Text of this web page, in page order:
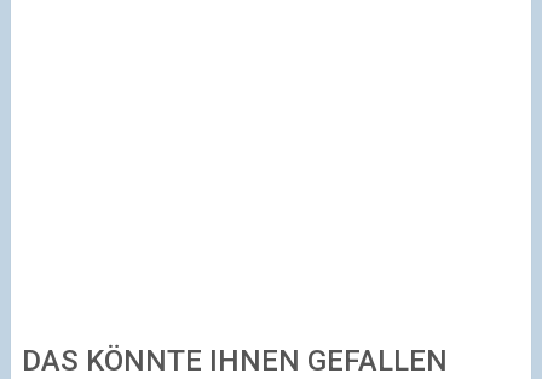
DAS KÖNNTE IHNEN GEFALLEN